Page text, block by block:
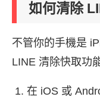
如何清除
不管你的手機是
LINE 清除快取功
在 iOS 或